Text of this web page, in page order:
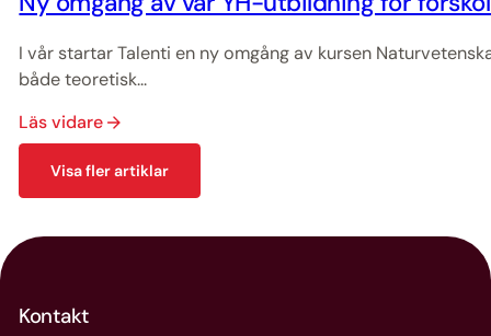
I vår startar Talenti en ny omgång av kursen
både teoretisk...
Läs vidare
Visa fler artiklar
Kontakt